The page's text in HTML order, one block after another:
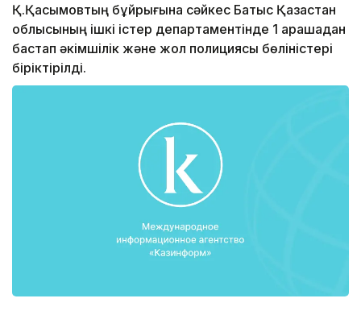
Қ.Қасымовтың бұйрығына сәйкес Батыс Қазақстан
облысының ішкі істер департаментінде 1 қарашадан
бастап әкімшілік және жол полициясы бөліністері
біріктірілді.